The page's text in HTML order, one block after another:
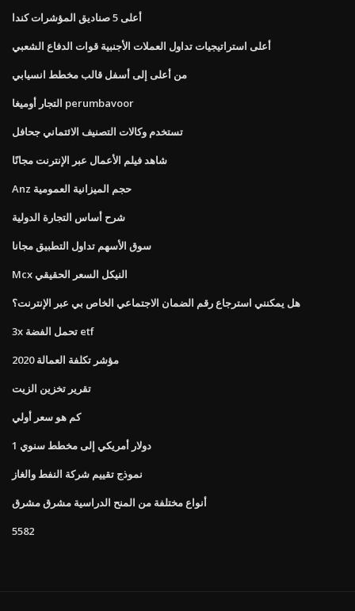
أعلى 5 صناديق المؤشرات كندا
أعلى استراتيجيات تداول العملات الأجنبية قوات الدفاع الشعبي
من أعلى إلى أسفل قالب مخطط انسيابي
التجار أوميغا perumbavoor
تستخدم وكالات التصنيف الائتماني جحافل
شاهد فيلم الأعمال عبر الإنترنت مجانًا
Anz حجم الميزانية العمومية
شرح أساس التجارة الدولية
سوق الأسهم تداول التطبيق مجانا
Mcx النيكل السعر الحقيقي
هل يمكنني استرجاع رقم الضمان الاجتماعي الخاص بي عبر الإنترنت؟
3x تحمل الفضة etf
مؤشر تكلفة العمالة 2020
تقرير تخزين الزيت
كم هو سعر أولي
1 دولار أمريكي إلى مخطط سنوي
نموذج تقييم شركة النفط والغاز
أنواع مختلفة من المنح الدراسية مشرق مشرق
5582